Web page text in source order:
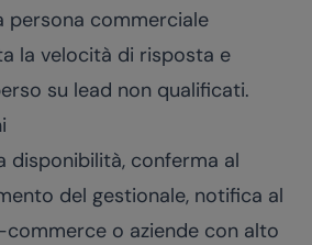
persona commerciale
la velocità di risposta e
su lead non qualificati.
disponibilità, conferma al
del gestionale, notifica al
commerce o aziende con alto